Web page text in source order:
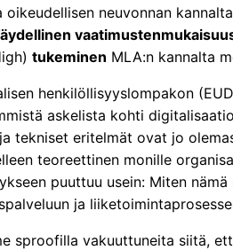
oikeudellisen neuvonnan
tukeminen MLA:n kannalta
henkilöllisyyslompakon
askelista kohti
tekniset eritelmät ovat jo
teoreettinen monille
puuttuu usein: Miten
ja
sproofilla vakuuttuneita siitä,